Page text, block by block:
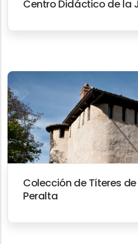
Centro Didáctico de la
Colección de Títeres
Peralta